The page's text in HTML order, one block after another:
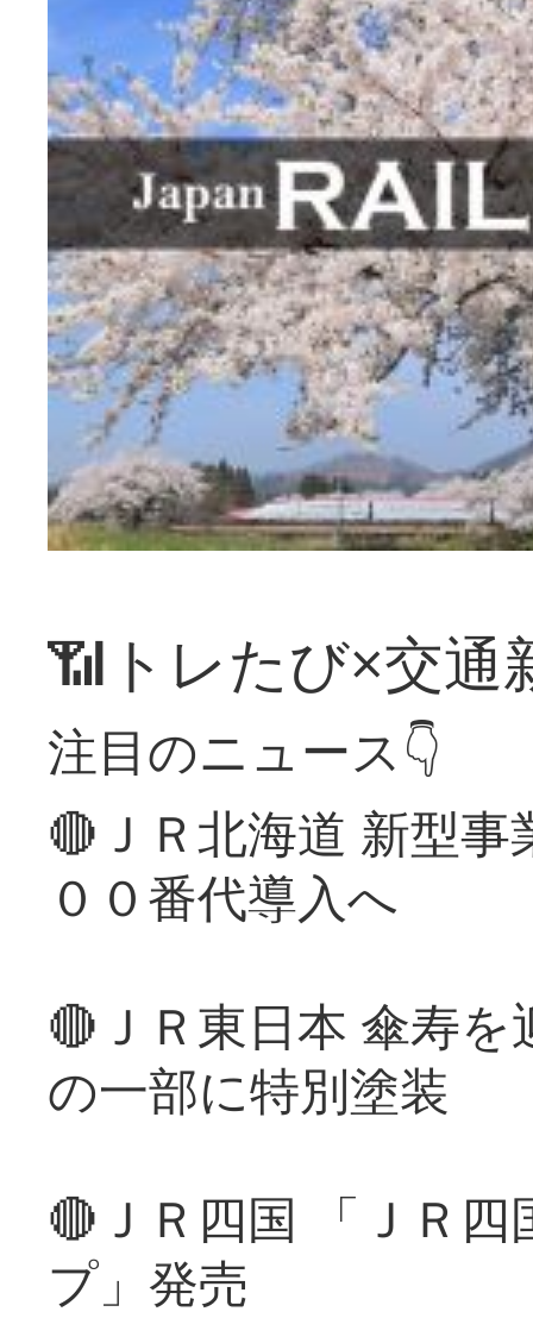
📶トレたび×交通
注目のニュース👇
🔴ＪＲ北海道 新型
００番代導入へ
🔴ＪＲ東日本 傘寿
の一部に特別塗装
🔴ＪＲ四国 「ＪＲ
プ」発売